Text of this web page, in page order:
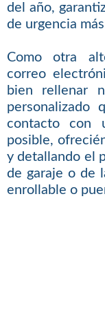
del año,
de urgencia
Como otra
correo
bien rellenar
personalizado
contacto con
posible,
y detallando el
de garaje o de
enrollable o